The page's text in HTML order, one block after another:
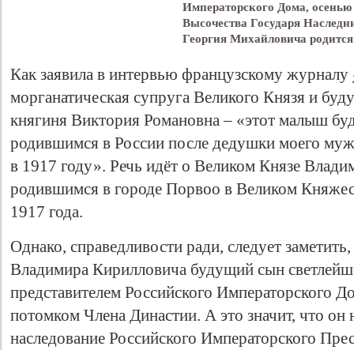
Императорского Дома, осенью
Высочества Государя
Георгия Михайловича
Как заявила в интервью французскому журналу
морганатическая супруга Великого Князя и
княгиня Виктория Романовна – «этот малыш
родившимся в России после дедушки моего
в 1917 году». Речь идёт о Великом Князе
родившимся в городе Порвоо в Великом
1917 года.
Однако, справедливости ради, следует
Владимира Кирилловича будущий сын
представителем Российского Императорского
потомком Члена Династии. А это значит, что он
наследование Российского Императорского